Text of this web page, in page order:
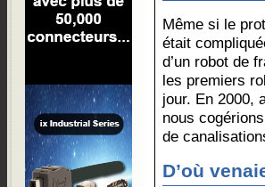
Même si le
était
d’un robot de
les premiers
jour. En 2000,
nous
de
D’où